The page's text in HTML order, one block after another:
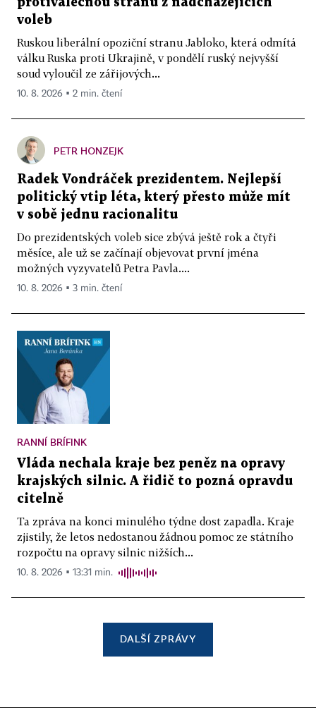
protiválečnou stranu z nadcházejících
voleb
Ruskou liberální opoziční stranu Jabloko, která odmítá
válku Ruska proti Ukrajině, v pondělí ruský nejvyšší
soud vyloučil ze zářijových...
10. 8. 2026 ▪ 2 min. čtení
PETR HONZEJK
Radek Vondráček prezidentem. Nejlepší
politický vtip léta, který přesto může mít
v sobě jednu racionalitu
Do prezidentských voleb sice zbývá ještě rok a čtyři
měsíce, ale už se začínají objevovat první jména
možných vyzyvatelů Petra Pavla....
10. 8. 2026 ▪ 3 min. čtení
RANNÍ BRÍFINK
Vláda nechala kraje bez peněz na opravy
krajských silnic. A řidič to pozná opravdu
citelně
Ta zpráva na konci minulého týdne dost zapadla. Kraje
zjistily, že letos nedostanou žádnou pomoc ze státního
rozpočtu na opravy silnic nižších...
10. 8. 2026 ▪ 13:31 min.
DALŠÍ ZPRÁVY